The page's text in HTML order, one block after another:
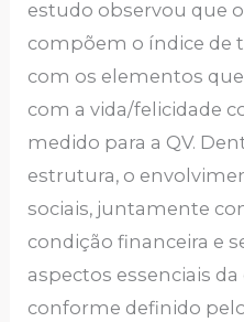
estudo observou que
compõem o índice de
com os elementos
com a vida/felicidade
medido para a QV.
estrutura, o
sociais, juntamente
condição financeira e
aspectos essenciais
conforme definido